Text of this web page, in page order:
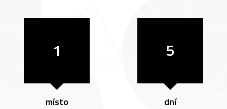
1
místo
5
dní